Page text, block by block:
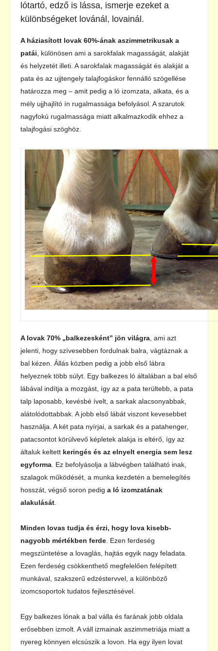
lótartó, edző is lássa, ismerje ezeket a
különbségeket lovánál, lovainál.
A háziasított lovak 60%-ának aszimmetrikusak a
patái , különösen ami a sarokfalak magasságát, alakját
és helyzetét illeti. A sarokfalak magasságát és alakját a
pata és az ujjtengely talajfogáskor fennálló szögellése
határozza meg – amit pedig a ló izomzata, alkata, és a
mély ujjhajlító ín rugalmassága befolyásol. A szarutok
nagyfokú rugalmassága miatt alkalmazkodik ehhez a
talajfogási szöghöz.
A lovak 70% „balkezesként” jön világra , ami azt
jelenti, hogy szívesebben fordulnak balra, vágtáznak a
bal kézen. Állás közben pedig a jobb első lábra
helyeznek több súlyt. Egy balkezes ló általában a bal első
lábával indítja a mozgást, így az a pata terültebb, a pata
talp laposabb, kevésbé ívelt, a sarkak alacsonyabbak,
alátolódottabbak. A jobb első lábát viszont kevesebbet
használja. A két pata nyírjai, a sarkak és a patahenger,
patacsontot körülvevő képletek alakja is eltérő, így az
általuk keltett keringés és az elnyelt energia sem lesz
egyforma . Ez befolyásolja a lábvégben található inak,
szalagok működését, a munka kezdetén a bemelegítés
hosszát, végső soron pedig a ló izomzatának
alakulását
Minden lovas tudja és érzi, hogy lova kisebb-
nagyobb mértékben ferde . Ezen ferdeség
megszüntetése a lovaglás, hajtás egyik nagy feladata.
Ezen ferdeség csökkenthető megfelelően felépített
munkával, szakszerű edzéstervvel, a különböző
izomcsoportok tudatos fejlesztésével.
Egy balkezes lónak a bal válla és farának jobb oldala
erősebben izmolt. A váll izmainak aszimmetriája miatt a
nyereg könnyen elcsúszik a lovon. Ha egy ilyen lovat